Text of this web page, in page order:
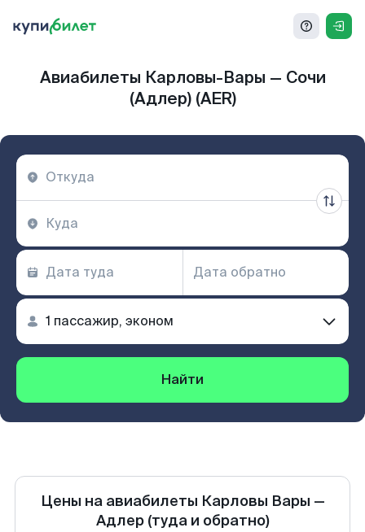
Авиабилеты Карловы-Вары — Сочи
(Адлер) (AER)
Найти
Цены на авиабилеты Карловы Вары —
Адлер (туда и обратно)